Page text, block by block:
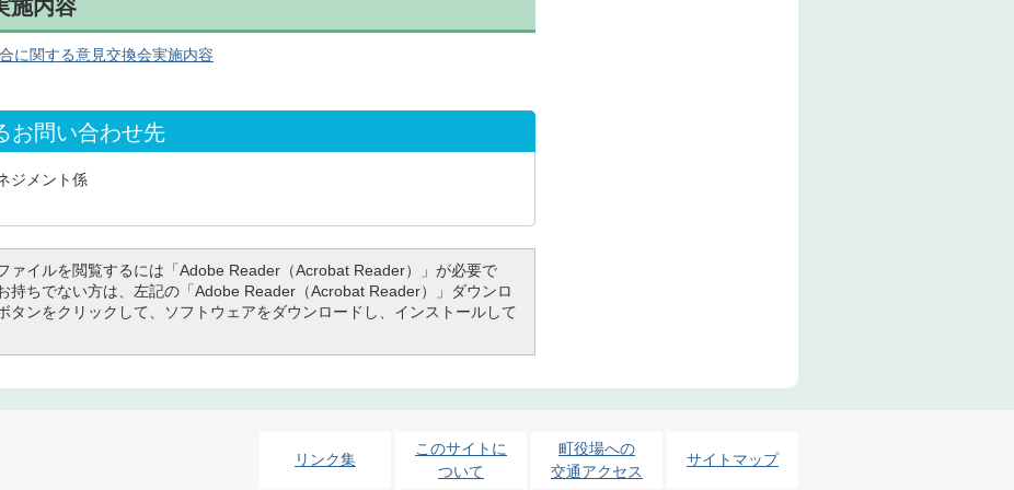
施内容
に関する意見交換会実施内容
お問い合わせ先
ジメント係
ァイルを閲覧するには「Adobe Reader（Acrobat Reader）」が必要で
持ちでない方は、左記の「Adobe Reader（Acrobat Reader）」ダウンロ
タンをクリックして、ソフトウェアをダウンロードし、インストールして
リンク集
このサイトに
ついて
町役場への
交通アクセス
サイトマップ